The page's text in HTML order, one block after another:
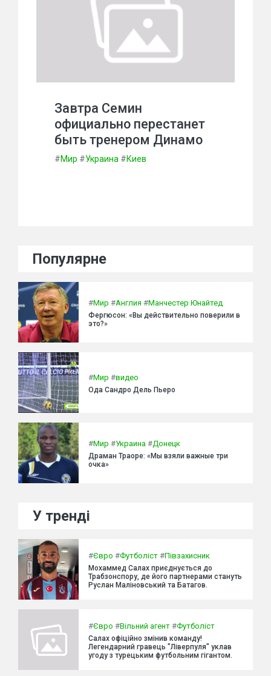
Завтра Семин
официально перестанет
быть тренером Динамо
#Мир #Украина #Киев
Популярне
#Мир #Англия #Манчестер Юнайтед
Фергюсон: «Вы действительно поверили в
это?»
#Мир #видео
Ода Сандро Дель Пьеро
#Мир #Украина #Донецк
Драман Траоре: «Мы взяли важные три
очка»
У тренді
#Євро #Футболіст #Півзахисник
Мохаммед Салах приєднується до
Трабзонспору, де його партнерами стануть
Руслан Маліновський та Батагов.
#Євро #Вільний агент #Футболіст
Салах офіційно змінив команду!
Легендарний гравець "Ліверпуля" уклав
угоду з турецьким футбольним гігантом.